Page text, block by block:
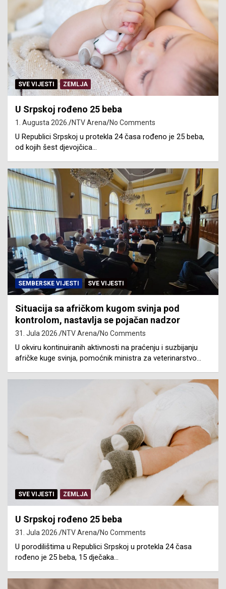
SVE VIJESTI ZEMLJA
U Srpskoj rođeno 25 beba
1. Augusta 2026. NTV Arena No Comments
U Republici Srpskoj u protekla 24 časa rođeno je 25 beba,
od kojih šest djevojčica…
SEMBERSKE VIJESTI SVE VIJESTI
Situacija sa afričkom kugom svinja pod
kontrolom, nastavlja se pojačan nadzor
31. Jula 2026. NTV Arena No Comments
U okviru kontinuiranih aktivnosti na praćenju i suzbijanju
afričke kuge svinja, pomoćnik ministra za veterinarstvo…
SVE VIJESTI ZEMLJA
U Srpskoj rođeno 25 beba
31. Jula 2026. NTV Arena No Comments
U porodilištima u Republici Srpskoj u protekla 24 časa
rođeno je 25 beba, 15 dječaka…